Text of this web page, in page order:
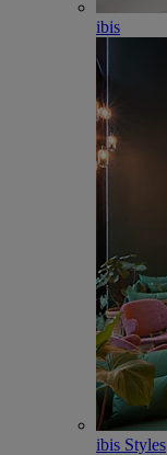
ibis
ibis Styles